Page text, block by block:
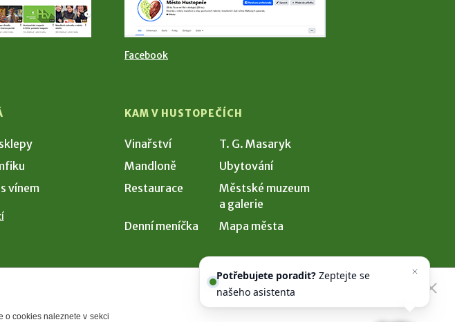
Facebook
vínem
KAM V HUSTOPEČÍCH
Vinařství
T. G. Masaryk
Mandloně
Ubytování
Restaurace
Městské muzeum
a galerie
Denní meníčka
Mapa města
o cookies naleznete v sekci
Potřebujete poradit?Zeptejte se
našeho asistenta